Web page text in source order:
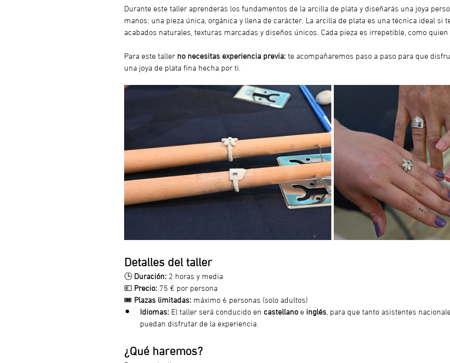
Durante este taller aprenderás los fundamentos de la arcilla de plata y diseñarás una joya
manos: una pieza única, orgánica y llena de carácter. La arcilla de plata es una técnica ideal si
acabados naturales, texturas marcadas y diseños únicos. Cada pieza es irrepetible, como quien
Para este taller no necesitas experiencia previa: te acompañaremos paso a paso para que
una joya de plata fina hecha por ti.
Detalles del taller
🕒 Duración: 2 horas y media
💶 Precio: 75 € por persona
🎟️ Plazas limitadas: máximo 6 personas (solo adultos)
Idiomas: El taller será conducido en castellano e inglés, para que tanto asistentes
puedan disfrutar de la experiencia.
¿Qué haremos?